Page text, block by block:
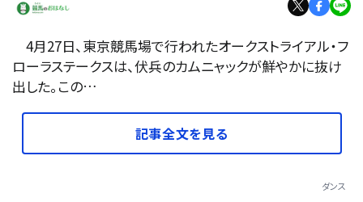
4月27日、東京競馬場で行われたオークストライアル・フ
ローラステークスは、伏兵のカムニャックが鮮やかに抜け
出した。この…
記事全文を見る
ダンス